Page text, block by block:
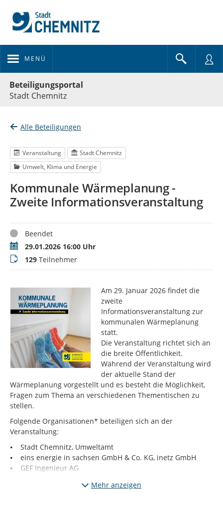
MENÜ
Beteiligungsportal
Stadt Chemnitz
Alle Beteiligungen
Veranstaltung
Stadt Chemnitz
Umwelt, Klima und Energie
Kommunale Wärmeplanung -
Zweite Informationsveranstaltung
StatusBeendet
Termin29.01.2026 16:00 Uhr
Teilnehmer
129 Teilnehmer
Am 29. Januar 2026 findet die
zweite
Informationsveranstaltung zur
kommunalen Wärmeplanung
statt.
Die Veranstaltung richtet sich an
die breite Öffentlichkeit.
Während der Veranstaltung wird
der aktuelle Stand der
Wärmeplanung vorgestellt und es besteht die Möglichkeit,
Fragen zum Thema an verschiedenen Thementischen zu
stellen.
Folgende Organisationen* beteiligen sich an der
Veranstaltung:
⦁ Stadt Chemnitz, Umweltamt
⦁ eins energie in sachsen GmbH & Co. KG, inetz GmbH
⦁ GEF Ingenieur AG
Mehr anzeigen